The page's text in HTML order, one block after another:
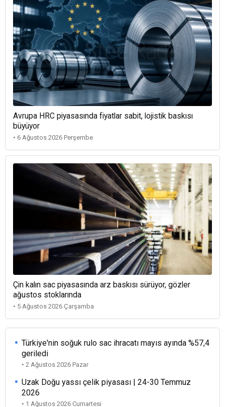
Avrupa HRC piyasasında fiyatlar sabit, lojistik baskısı
büyüyor
• 6 Ağustos 2026 Perşembe
Çin kalın sac piyasasında arz baskısı sürüyor, gözler
ağustos stoklarında
• 5 Ağustos 2026 Çarşamba
Türkiye'nin soğuk rulo sac ihracatı mayıs ayında %57,4
geriledi
• 2 Ağustos 2026 Pazar
Uzak Doğu yassı çelik piyasası | 24-30 Temmuz
2026
• 1 Ağustos 2026 Cumartesi